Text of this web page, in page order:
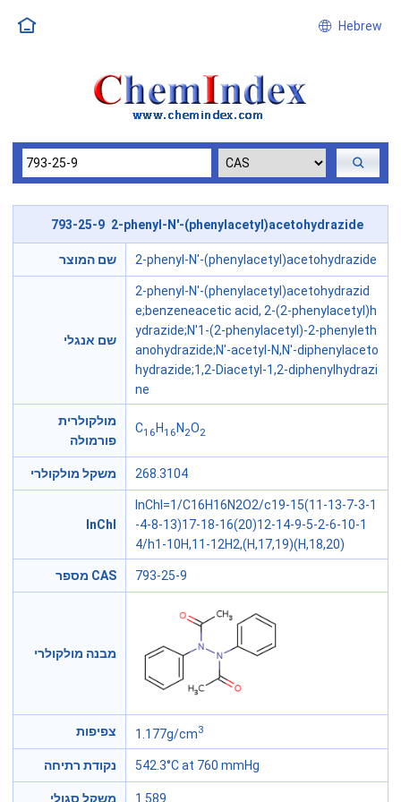
Hebrew
793-25-9 2-phenyl-N'-(phenylacetyl)acetohydrazide
שם המוצר 2-phenyl-N'-(phenylacetyl)acetohydrazide
שם אנגלי
2-phenyl-N'-(phenylacetyl)acetohydrazid
e;benzeneacetic acid, 2-(2-phenylacetyl)h
ydrazide;N'1-(2-phenylacetyl)-2-phenyleth
anohydrazide;N'-acetyl-N,N'-diphenylaceto
hydrazide;1,2-Diacetyl-1,2-diphenylhydrazi
ne
מולקולרית
פורמולה
C16 H16 N 2O2
משקל מולקולרי 268.3104
InChl
InChI=1/C16H16N2O2/c19-15(11-13-7-3-1
-4-8-13)17-18-16(20)12-14-9-5-2-6-10-1
4/h1-10H,11-12H2,(H,17,19)(H,18,20)
מספר CAS 793-25-9
מבנה מולקולרי
צפיפות 1.177g/cm3
נקודת רתיחה 542.3°C at 760 mmHg
משקל סגולי 1.589